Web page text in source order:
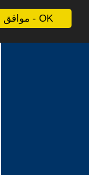
موافق - OK